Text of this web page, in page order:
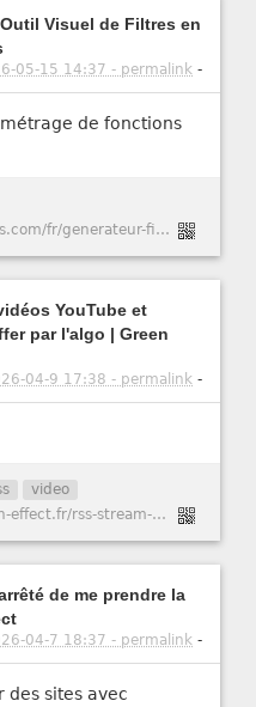
Visuel de Filtres en
05-15 14:37 - permalink -
de fonctions
https://litedevtools.com/fr/generateur-filtre-css/
YouTube et
par l'algo | Green
04-9 17:38 - permalink -
video
https://www.green-effect.fr/rss-stream-suivre-des-videos-youtube-et-peertube-sans-se-faire-bouffer-par-l-algo
de me prendre la
04-7 18:37 - permalink -
des sites avec